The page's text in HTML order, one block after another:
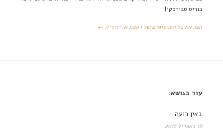
בוריס סבירסקי]
הצג את כל הפרסומים של רקפת א. ידידיה ←
עוד בנושא:
באין רועה
18 באפריל 2016